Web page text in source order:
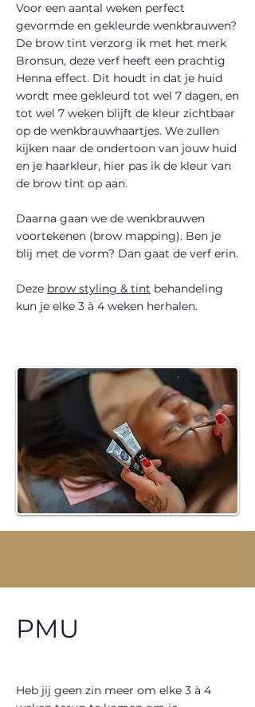
Voor een aantal weken perfect
gevormde en gekleurde wenkbrauwen?
De brow tint verzorg ik met het merk
Bronsun, deze verf heeft een prachtig
Henna effect. Dit houdt in dat je huid
wordt mee gekleurd tot wel 7 dagen, en
tot wel 7 weken blijft de kleur zichtbaar
op de wenkbrauwhaartjes. We zullen
kijken naar de ondertoon van jouw huid
en je haarkleur, hier pas ik de kleur van
de brow tint op aan.
Daarna gaan we de wenkbrauwen
voortekenen (brow mapping). Ben je
blij met de vorm? Dan gaat de verf erin.
Deze brow styling & tint behandeling
kun je elke 3 à 4 weken herhalen.
PMU
Heb jij geen zin meer om elke 3 à 4